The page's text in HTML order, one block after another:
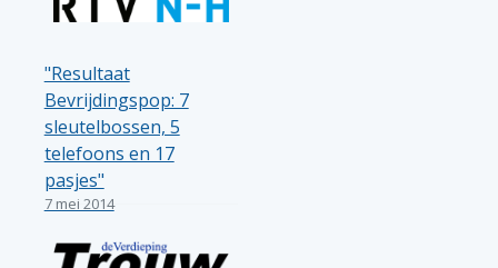
"Resultaat
Bevrijdingspop: 7
sleutelbossen, 5
telefoons en 17
pasjes"
7 mei 2014